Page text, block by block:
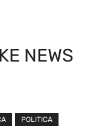
NEWS
POLITICA